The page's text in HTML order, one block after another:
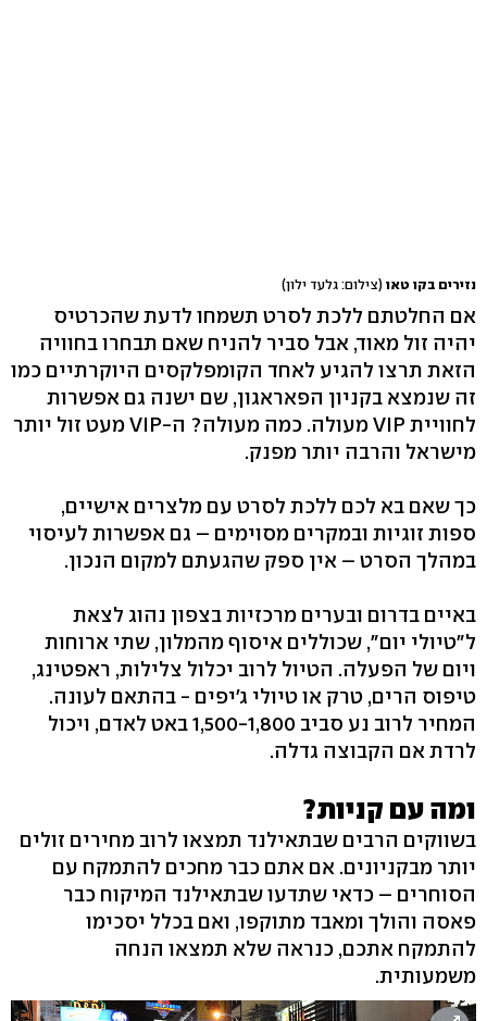
נזירים בקו טאו (צילום: גלעד ילון)
אם החלטתם ללכת לסרט תשמחו לדעת שהכרטיס
יהיה זול מאוד, אבל סביר להניח שאם תבחרו בחוויה
הזאת תרצו להגיע לאחד הקומפלקסים היוקרתיים כמו
זה שנמצא בקניון הפאראגון, שם ישנה גם אפשרות
לחוויית VIP מעולה. כמה מעולה? ה-VIP מעט זול יותר
מישראל והרבה יותר מפנק.
כך שאם בא לכם ללכת לסרט עם מלצרים אישיים,
ספות זוגיות ובמקרים מסוימים – גם אפשרות לעיסוי
במהלך הסרט – אין ספק שהגעתם למקום הנכון.
באיים בדרום ובערים מרכזיות בצפון נהוג לצאת
ל"טיולי יום", שכוללים איסוף מהמלון, שתי ארוחות
ויום של הפעלה. הטיול לרוב יכלול צלילות, ראפטינג,
טיפוס הרים, טרק או טיולי ג'יפים - בהתאם לעונה.
המחיר לרוב נע סביב 1,500-1,800 באט לאדם, ויכול
לרדת אם הקבוצה גדלה.
ומה עם קניות?
בשווקים הרבים שבתאילנד תמצאו לרוב מחירים זולים
יותר מבקניונים. אם אתם כבר מחכים להתמקח עם
הסוחרים – כדאי שתדעו שבתאילנד המיקוח כבר
פאסה והולך ומאבד מתוקפו, ואם בכלל יסכימו
להתמקח אתכם, כנראה שלא תמצאו הנחה
משמעותית.